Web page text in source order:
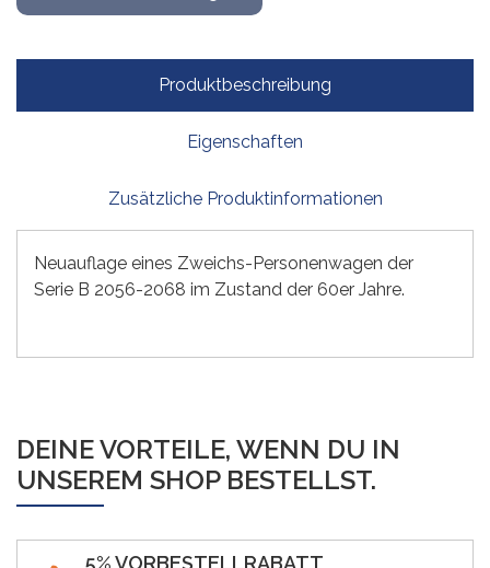
Produktbeschreibung
Eigenschaften
Zusätzliche Produktinformationen
Neuauflage eines Zweichs-Personenwagen der
Serie B 2056-2068 im Zustand der 60er Jahre.
DEINE VORTEILE, WENN DU IN
UNSEREM SHOP BESTELLST.
5% VORBESTELLRABATT